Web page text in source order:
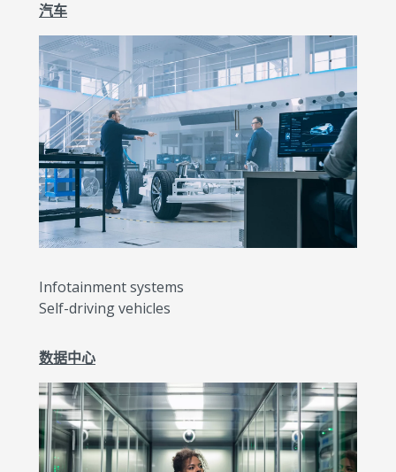
汽车
Infotainment systems
Self-driving vehicles
数据中心